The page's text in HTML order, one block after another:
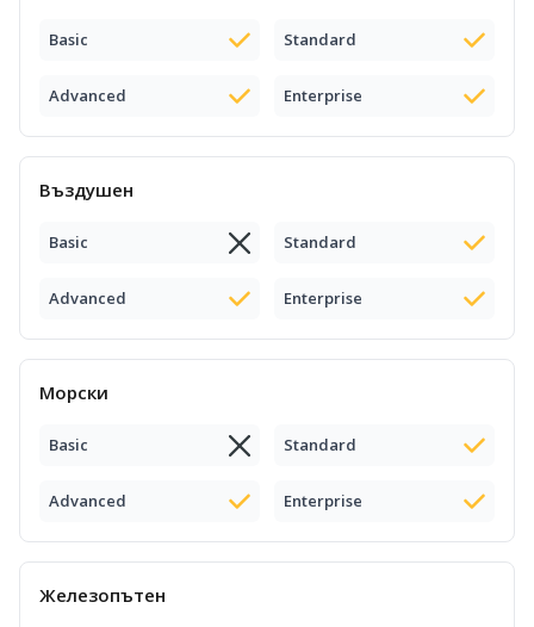
Basic Standard
Advanced Enterprise
Въздушен
Basic Standard
Advanced Enterprise
Морски
Basic Standard
Advanced Enterprise
Железопътен